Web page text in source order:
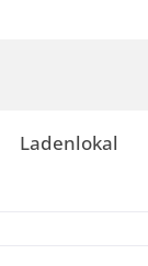
Ladenlokal